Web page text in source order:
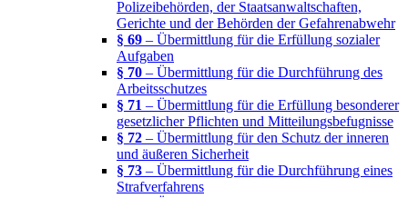
Polizeibehörden, der Staatsanwaltschaften,
Gerichte und der Behörden der Gefahrenabwehr
§ 69 – Übermittlung für die Erfüllung sozialer
Aufgaben
§ 70 – Übermittlung für die Durchführung des
Arbeitsschutzes
§ 71 – Übermittlung für die Erfüllung besonderer
gesetzlicher Pflichten und Mitteilungsbefugnisse
§ 72 – Übermittlung für den Schutz der inneren
und äußeren Sicherheit
§ 73 – Übermittlung für die Durchführung eines
Strafverfahrens